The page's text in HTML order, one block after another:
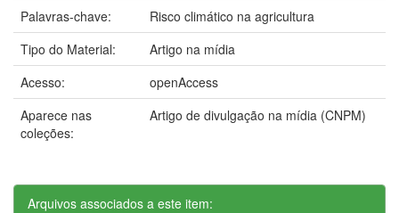
Palavras-chave:
Risco climático na agricultura
Tipo do Material:
Artigo na mídia
Acesso:
openAccess
Aparece nas
coleções:
Artigo de divulgação na mídia (CNPM)
Arquivos associados a este item: